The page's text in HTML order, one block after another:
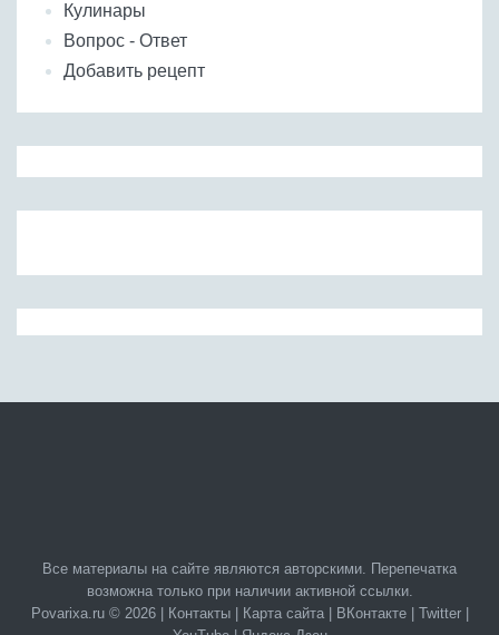
Кулинары
Вопрос - Ответ
Добавить рецепт
Все материалы на сайте являются авторскими. Перепечатка
возможна только при наличии активной ссылки.
Povarixa.ru © 2026 |
Контакты| Карта сайта| ВКонтакте| Twitter|